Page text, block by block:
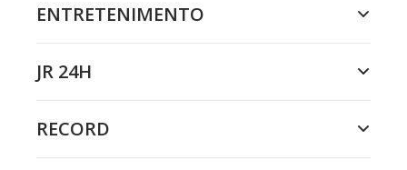
ENTRETENIMENTO
JR 24H
RECORD